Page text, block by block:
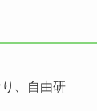
、自由研